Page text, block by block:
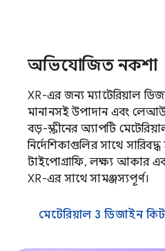
অভিযোজিত নকশা
XR-এর জন্য ম্যাটেরিয়াল
মানানসই উপাদান এবং
বড়-স্ক্রীনের অ্যাপটি
নির্দেশিকাগুলির সাথে
টাইপোগ্রাফি, লক্ষ্য আকার
XR-এর সাথে সামঞ্জস্যপূর্ণ।
মেটেরিয়াল 3 ডিজাইন